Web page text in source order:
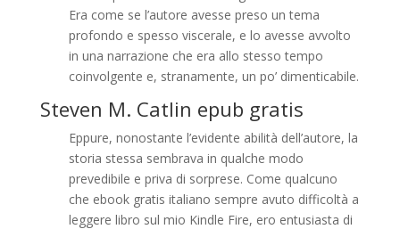
Era come se l’autore avesse preso un tema
profondo e spesso viscerale, e lo avesse avvolto
in una narrazione che era allo stesso tempo
coinvolgente e, stranamente, un po’ dimenticabile.
Steven M. Catlin epub gratis
Eppure, nonostante l’evidente abilità dell’autore, la
storia stessa sembrava in qualche modo
prevedibile e priva di sorprese. Come qualcuno
che ebook gratis italiano sempre avuto difficoltà a
leggere libro sul mio Kindle Fire, ero entusiasta di